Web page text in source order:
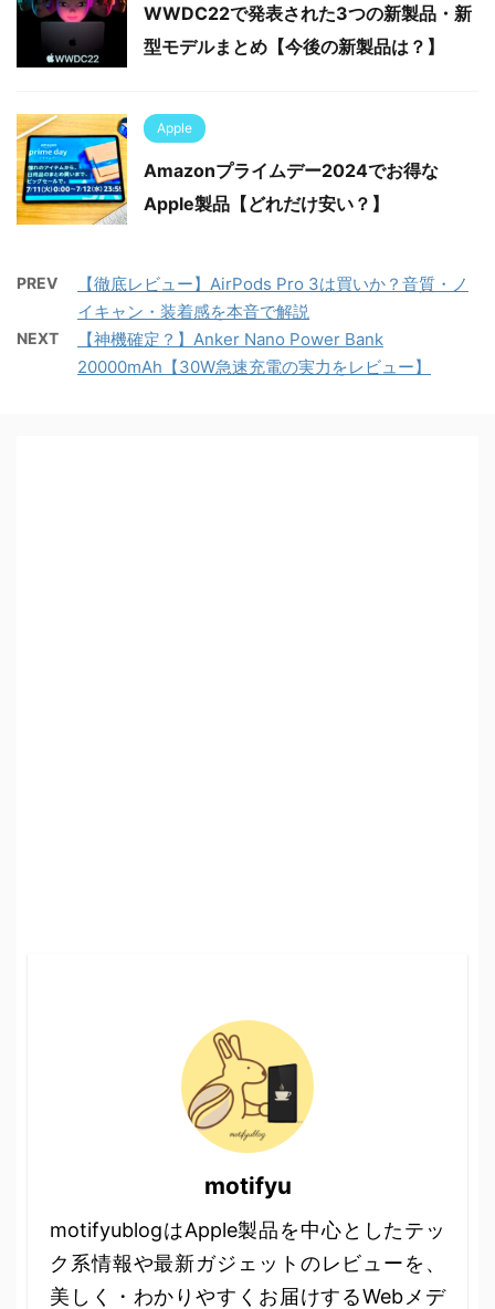
WWDC22で発表された3つの新製品・新
型モデルまとめ【今後の新製品は？】
Apple
Amazonプライムデー2024でお得な
Apple製品【どれだけ安い？】
PREV
【徹底レビュー】AirPods Pro 3は買いか？音質・ノ
イキャン・装着感を本音で解説
NEXT
【神機確定？】Anker Nano Power Bank
20000mAh【30W急速充電の実力をレビュー】
motifyu
motifyublogはApple製品を中心としたテッ
ク系情報や最新ガジェットのレビューを、
美しく・わかりやすくお届けするWebメデ